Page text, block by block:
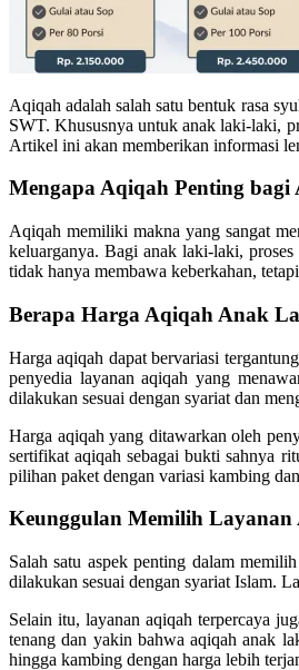
Aqiqah adalah salah satu bentuk rasa
SWT. Khususnya untuk anak laki-laki,
Artikel ini akan memberikan informasi
Mengapa Aqiqah Penting
Aqiqah memiliki makna yang sangat
keluarganya. Bagi anak laki-laki,
tidak hanya membawa keberkahan,
Berapa Harga Aqiqah Anak
Harga aqiqah dapat bervariasi
penyedia layanan aqiqah yang
dilakukan sesuai dengan syariat dan
Harga aqiqah yang ditawarkan oleh
sertifikat aqiqah sebagai bukti sahnya
pilihan paket dengan variasi kambing
Keunggulan Memilih Layanan
Salah satu aspek penting dalam
dilakukan sesuai dengan syariat Islam.
Selain itu, layanan aqiqah terpercaya
tenang dan yakin bahwa aqiqah anak
hingga kambing dengan harga lebih